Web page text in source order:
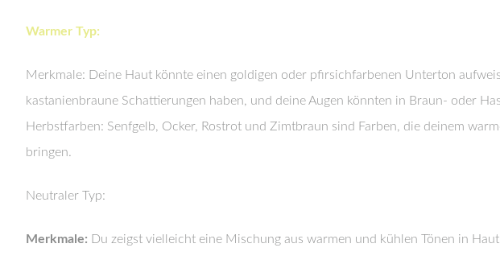
Warmer Typ:
Merkmale: Deine Haut könnte einen goldigen oder pfirsichfarbenen Unterton
kastanienbraune Schattierungen haben, und deine Augen könnten in Braun- oder
Herbstfarben: Senfgelb, Ocker, Rostrot und Zimtbraun sind Farben, die deinem
bringen.
Neutraler Typ:
Merkmale: Du zeigst vielleicht eine Mischung aus warmen und kühlen Tönen in